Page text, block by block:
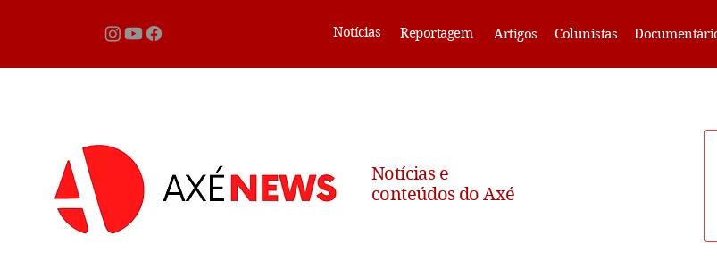
Notícias Reportagem Artigos Colunistas
Notícias e
conteúdos do Axé